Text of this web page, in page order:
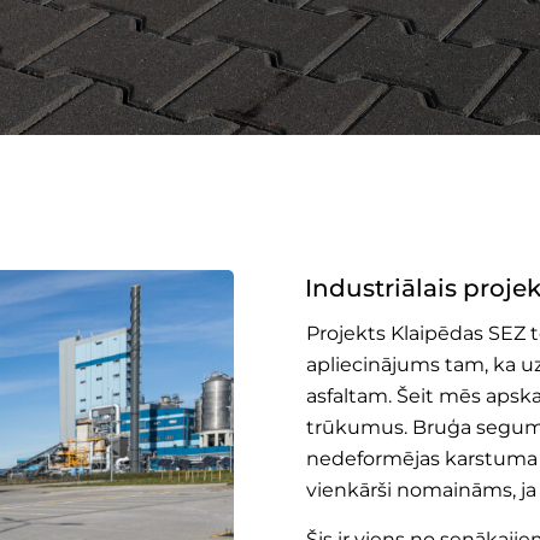
Industriālais
Projekts Klaipēdas SEZ
apliecinājums tam, ka
asfaltam. Šeit mēs
trūkumus. Bruģa
nedeformējas
vienkārši nomaināms,